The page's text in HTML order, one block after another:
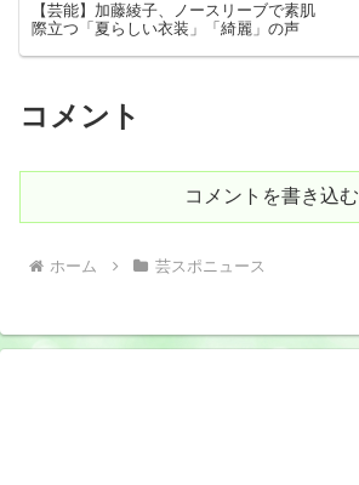
【芸能】加藤綾子、ノースリーブで素肌
際立つ「夏らしい衣装」「綺麗」の声
コメント
コメントを書き込む
ホーム 芸スポニュース